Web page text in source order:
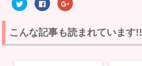
ク
リ
て
T
w
i
F
a
o
o
k
で
ク
リ
て
G
o
o
こんな記事も読まれています!!